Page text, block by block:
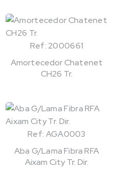
Ref: 2000661
Amortecedor Chatenet
CH26 Tr.
Ref: AGA0003
Aba G/Lama Fibra RFA
Aixam City Tr. Dir.